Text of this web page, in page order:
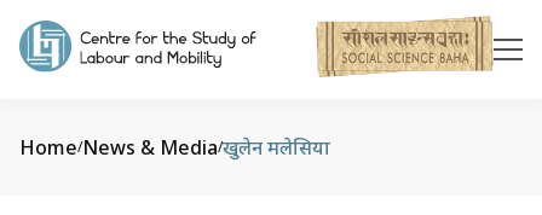
Home/News & Media/खुलेन मलेसिया